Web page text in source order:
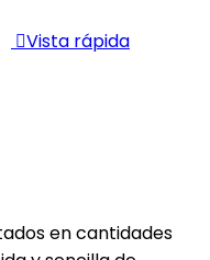
Vista rápida
en cantidades